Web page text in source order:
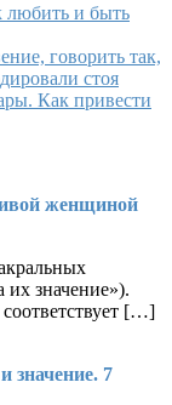
любить и быть
говорить так,
стоя
Как привести
женщиной
их значение»).
[…]
значение. 7